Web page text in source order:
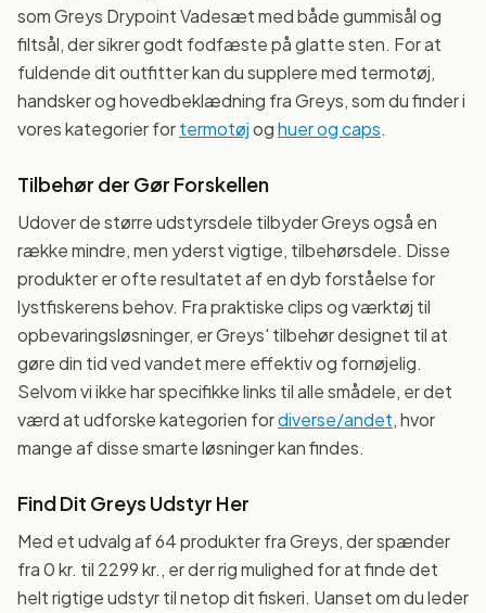
som Greys Drypoint Vadesæt med både gummisål og
filtsål, der sikrer godt fodfæste på glatte sten. For at
fuldende dit outfitter kan du supplere med termotøj,
handsker og hovedbeklædning fra Greys, som du finder i
vores kategorier fortermotøjoghuer og caps.
Tilbehør der Gør Forskellen
Udover de større udstyrsdele tilbyder Greys også en
række mindre, men yderst vigtige, tilbehørsdele. Disse
produkter er ofte resultatet af en dyb forståelse for
lystfiskerens behov. Fra praktiske clips og værktøj til
opbevaringsløsninger, er Greys' tilbehør designet til at
gøre din tid ved vandet mere effektiv og fornøjelig.
Selvom vi ikke har specifikke links til alle smådele, er det
værd at udforske kategorien fordiverse/andet, hvor
mange af disse smarte løsninger kan findes.
Find Dit Greys Udstyr Her
Med et udvalg af 64 produkter fra Greys, der spænder
fra 0 kr. til 2299 kr., er der rig mulighed for at finde det
helt rigtige udstyr til netop dit fiskeri. Uanset om du leder